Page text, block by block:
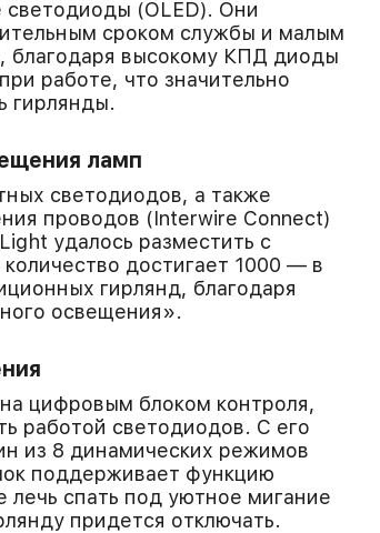
светодиоды (OLED). Они
сроком службы и малым
благодаря высокому КПД диоды
работе, что значительно
гирлянды.
ламп
светодиодов, а также
проводов (Interwire Connect)
удалось разместить с
достигает 1000 — в
гирлянд, благодаря
освещения».
цифровым блоком контроля,
работой светодиодов. С его
из 8 динамических режимов
поддерживает функцию
спать под уютное мигание
придется отключать.